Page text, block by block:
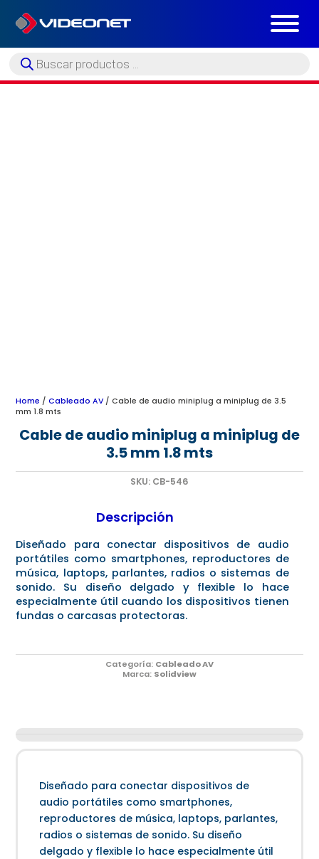
Búsqueda
de
Home /Cableado AV / Cable de audio miniplug a miniplug de 3.5
mm 1.8 mts
Cable de audio miniplug a miniplug de
3.5 mm 1.8 mts
SKU: CB-546
Descripción
Diseñado para conectar dispositivos de audio
portátiles como smartphones, reproductores de
música, laptops, parlantes, radios o sistemas de
sonido. Su diseño delgado y flexible lo hace
especialmente útil cuando los dispositivos tienen
fundas o carcasas protectoras.
Categoría: Cableado AV
Marca: Solidview
Diseñado para conectar dispositivos de
audio portátiles como smartphones,
reproductores de música, laptops, parlantes,
radios o sistemas de sonido. Su diseño
delgado y flexible lo hace especialmente útil